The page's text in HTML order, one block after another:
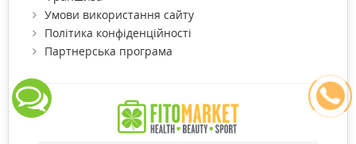
Умови використання сайту
Політика конфіденційності
Партнерська програма